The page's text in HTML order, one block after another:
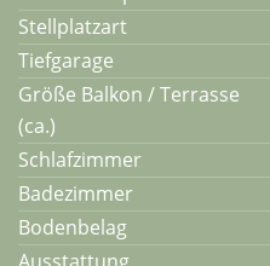
Stellplatzart
Tiefgarage
Größe Balkon / Terrasse
(ca.)
Schlafzimmer
Badezimmer
Bodenbelag